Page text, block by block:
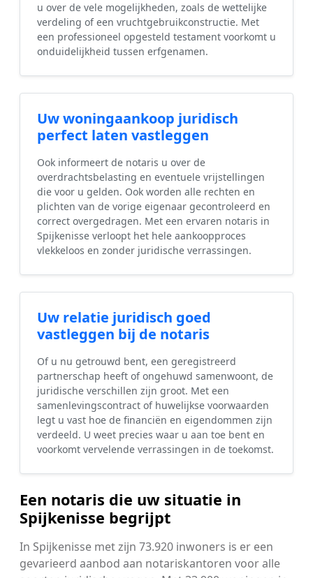
u over de vele mogelijkheden, zoals de wettelijke
verdeling of een vruchtgebruikconstructie. Met
een professioneel opgesteld testament voorkomt u
onduidelijkheid tussen erfgenamen.
Uw woningaankoop juridisch
perfect laten vastleggen
Ook informeert de notaris u over de
overdrachtsbelasting en eventuele vrijstellingen
die voor u gelden. Ook worden alle rechten en
plichten van de vorige eigenaar gecontroleerd en
correct overgedragen. Met een ervaren notaris in
Spijkenisse verloopt het hele aankoopproces
vlekkeloos en zonder juridische verrassingen.
Uw relatie juridisch goed
vastleggen bij de notaris
Of u nu getrouwd bent, een geregistreerd
partnerschap heeft of ongehuwd samenwoont, de
juridische verschillen zijn groot. Met een
samenlevingscontract of huwelijkse voorwaarden
legt u vast hoe de financiën en eigendommen zijn
verdeeld. U weet precies waar u aan toe bent en
voorkomt vervelende verrassingen in de toekomst.
Een notaris die uw situatie in
Spijkenisse begrijpt
In Spijkenisse met zijn 73.920 inwoners is er een
gevarieerd aanbod aan notariskantoren voor alle